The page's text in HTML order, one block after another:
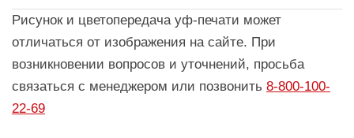
Рисунок и цветопередача уф-печати может
отличаться от изображения на сайте. При
возникновении вопросов и уточнений, просьба
связаться с менеджером или позвонить 8-800-100-
22-69